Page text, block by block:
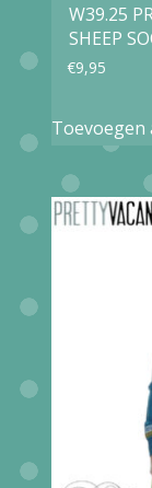
W39.25
SHEEP
€9,95
Toevoegen